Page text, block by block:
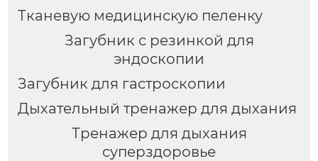
Тканевую медицинскую пеленку
Загубник с резинкой для
эндоскопии
Загубник для гастроскопии
Дыхательный тренажер для дыхания
Тренажер для дыхания
суперздоровье